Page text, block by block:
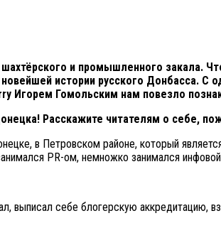
и промышленного закала.
истории русского Донбасса. С
Игорем Гомольским нам повезло
Расскажите читателям о себе,
в Петровском районе, который
PR-ом, немножко занимался
выписал себе блогерскую аккредитацию,